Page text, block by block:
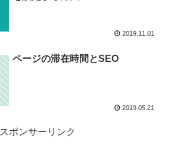
2019.11.01
ページの滞在時間とSEO
2019.05.21
スポンサーリンク